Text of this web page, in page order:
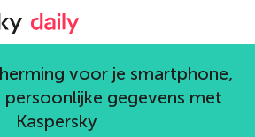
Kaspersky official blog
voor je smartphone,
persoonlijke gegevens met
Kaspersky